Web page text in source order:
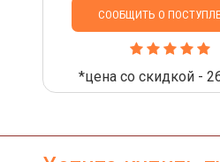
СООБЩИТЬ О
*цена со скидкой -